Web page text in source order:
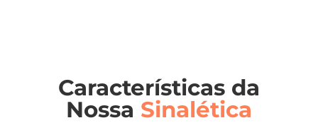
Características da
Nossa Sinalética